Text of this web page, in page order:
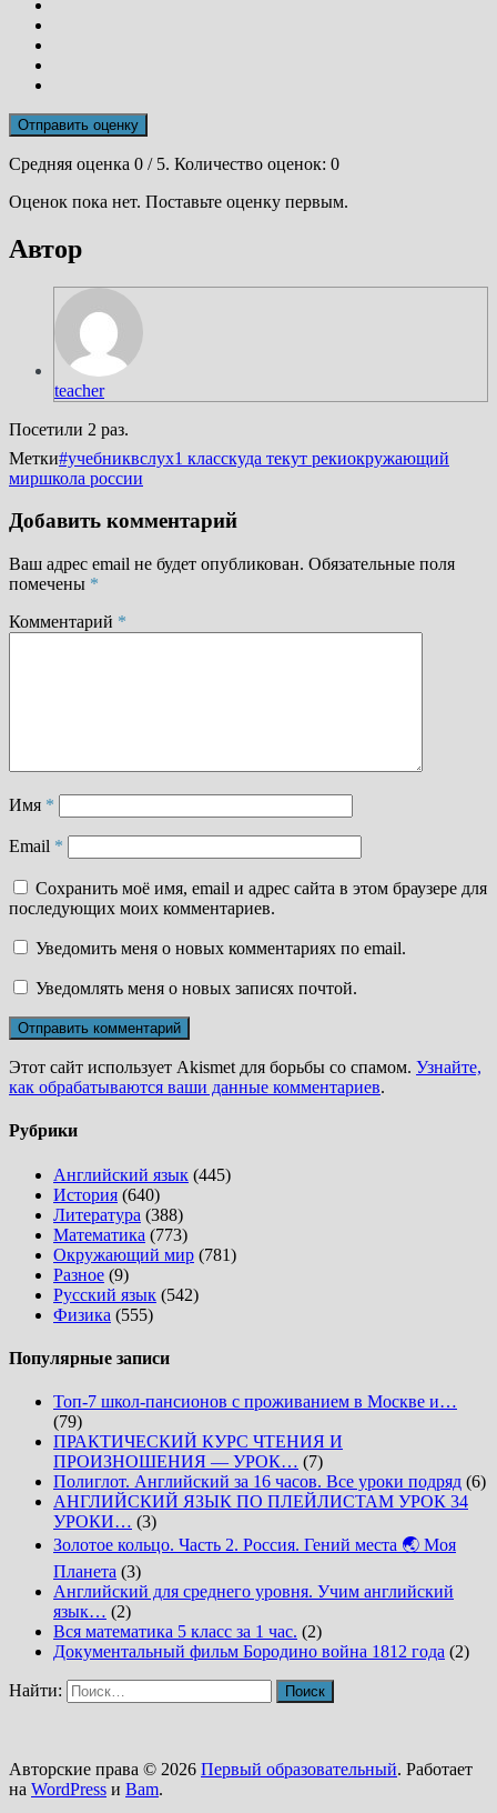
Отправить оценку
Средняя оценка 0 / 5. Количество оценок: 0
Оценок пока нет. Поставьте оценку первым.
Автор
teacher
Посетили 2 раз.
Метки#учебниквслух1 класскуда текут рекиокружающий
миршкола россии
Добавить комментарий
Ваш адрес email не будет опубликован. Обязательные поля
помечены *
Комментарий *
Имя *
Email *
Сохранить моё имя, email и адрес сайта в этом браузере для
последующих моих комментариев.
Уведомить меня о новых комментариях по email.
Уведомлять меня о новых записях почтой.
Этот сайт использует Akismet для борьбы со спамом. Узнайте,
как обрабатываются ваши данные комментариев.
Рубрики
Английский язык (445)
История (640)
Литература (388)
Математика (773)
Окружающий мир (781)
Разное (9)
Русский язык (542)
Физика (555)
Популярные записи
Топ-7 школ-пансионов с проживанием в Москве и…
(79)
ПРАКТИЧЕСКИЙ КУРС ЧТЕНИЯ И
ПРОИЗНОШЕНИЯ — УРОК… (7)
Полиглот. Английский за 16 часов. Все уроки подряд (6)
АНГЛИЙСКИЙ ЯЗЫК ПО ПЛЕЙЛИСТАМ УРОК 34
УРОКИ… (3)
Золотое кольцо. Часть 2. Россия. Гений места 🌏 Моя
Планета (3)
Английский для среднего уровня. Учим английский
язык… (2)
Вся математика 5 класс за 1 час. (2)
Документальный фильм Бородино война 1812 года (2)
Найти:
Авторские права © 2026 Первый образовательный. Работает
на WordPress и Bam.